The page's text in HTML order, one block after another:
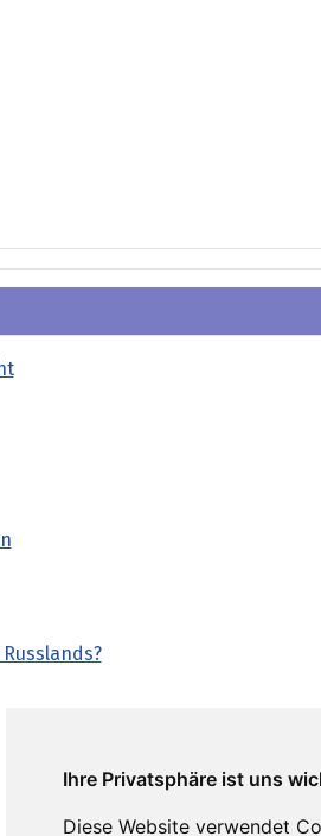
Ihre Privatsphäre ist uns
Diese Website verwendet